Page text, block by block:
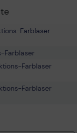
Farblaser
Farblaser
Farblaser
Farblaser